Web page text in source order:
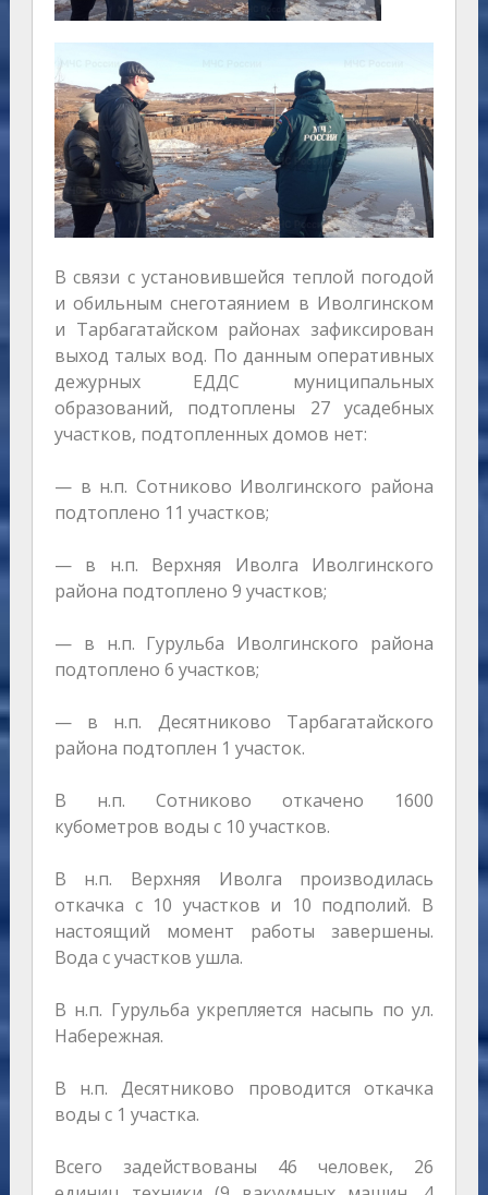
В связи с установившейся теплой погодой
и обильным снеготаянием в Иволгинском
и Тарбагатайском районах зафиксирован
выход талых вод. По данным оперативных
дежурных ЕДДС муниципальных
образований, подтоплены 27 усадебных
участков, подтопленных домов нет:
— в н.п. Сотниково Иволгинского района
подтоплено 11 участков;
— в н.п. Верхняя Иволга Иволгинского
района подтоплено 9 участков;
— в н.п. Гурульба Иволгинского района
подтоплено 6 участков;
— в н.п. Десятниково Тарбагатайского
района подтоплен 1 участок.
В н.п. Сотниково откачено 1600
кубометров воды с 10 участков.
В н.п. Верхняя Иволга производилась
откачка с 10 участков и 10 подполий. В
настоящий момент работы завершены.
Вода с участков ушла.
В н.п. Гурульба укрепляется насыпь по ул.
Набережная.
В н.п. Десятниково проводится откачка
воды с 1 участка.
Всего задействованы 46 человек, 26